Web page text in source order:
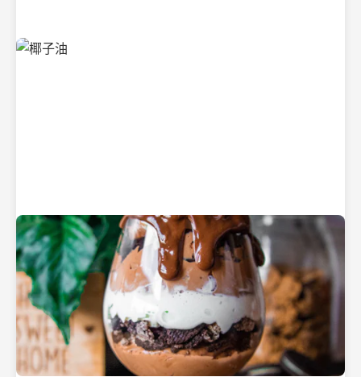
清凉解渴的椰子水
纯净的初榨椰子油